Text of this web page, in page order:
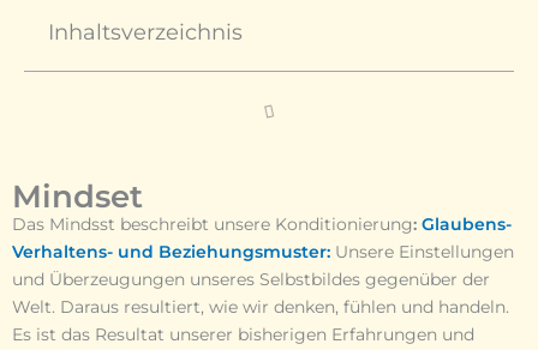
Inhaltsverzeichnis
Mindset
Das Mindsst beschreibt unsere Konditionierung: Glaubens-
Verhaltens- und Beziehungsmuster: Unsere Einstellungen
und Überzeugungen unseres Selbstbildes gegenüber der
Welt. Daraus resultiert, wie wir denken, fühlen und handeln.
Es ist das Resultat unserer bisherigen Erfahrungen und